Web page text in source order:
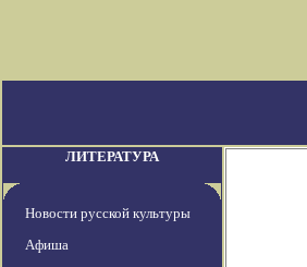
ЛИТЕРАТУРА
Новости русской культуры
Афиша